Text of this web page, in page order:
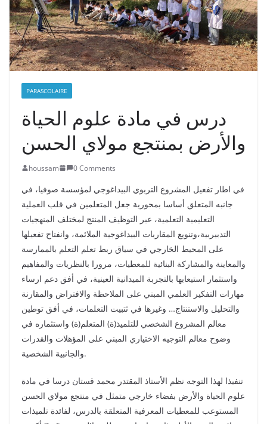
PARASCOLAIRE
درس في مادة علوم الحياة
والأرض بمنتجع مولاي الحسن
houssam 0 Comments
في اطار تفعيل المشروع التربوي البيداغوجي لمؤسسة صوفيا، في
جانبه المتعلق أساسا بمحورية جعل المتعلمين في قلب العملية
التعليمية التعلمية، عبر التوظيف المنتج لمختلف المنهجيات
التدبيربية،وتنويع المقاربات البيداغوجية الملائمة، وانفتاح تفعيلها
على المحيط الخارجي في سياق ربط تعلم التعلم بالممارسة
والمعاينة والمشاركة البنائية للمعطيات، مرورا بالنظريات والمفاهيم
واستثمار استيعابها بالتجربة الميدانية العينية، في أفق دعم ارساء
مهارات التفكير العلمي المبني على الملاحظة والافتراض والمقارنة
والتحليل والاستنتاج… وغيرها في ثتبيت التعلمات، في أفق توطين
معالم المشروع الشخصي للتلميذ(ة) المتعلم(ة) واستثماره في
وضوح معالم التوجيه الاختياري المبني على المؤهلات والقدرات
والجانبية الشخصية.
تنفيذا لهذا التوجه نظم الأستاذ المقتدر محمد قستان درسا في مادة
علوم الحياة والأرض بفضاء خارجي متمثل في منتجع مولاي الحسن
المستوعب للمعطيات المعرفية المتعلقة بالدرس، لفائدة تلميذات